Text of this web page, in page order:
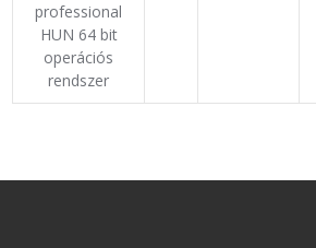
professional
HUN 64 bit
operációs
rendszer